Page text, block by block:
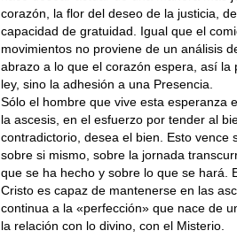
corazón, la flor del deseo de la justicia,
capacidad de gratuidad. Igual que el
movimien­tos no proviene de un análisis
abrazo a lo que el corazón es­pera, así
ley, sino la adhesión a una Presencia.
Sólo el hombre que vive esta esperanza
la ascesis, en el esfuerzo por tender al
contradictorio, desea el bien. Esto vence
sobre si mismo, sobre la jornada
que se ha hecho y sobre lo que se hará.
Cristo es capaz de mantenerse en las
continua a la «per­fección» que nace de
la relación con lo divino, con el Misterio.